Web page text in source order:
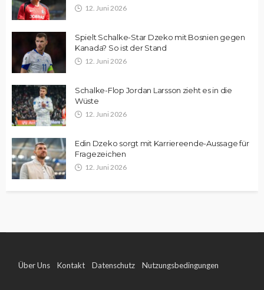
12. Juni 2026
Spielt Schalke-Star Dzeko mit Bosnien gegen
Kanada? So ist der Stand
12. Juni 2026
Schalke-Flop Jordan Larsson zieht es in die
Wüste
12. Juni 2026
Edin Dzeko sorgt mit Karriereende-Aussage für
Fragezeichen
12. Juni 2026
Über Uns Kontakt Datenschutz Nutzungsbedingungen